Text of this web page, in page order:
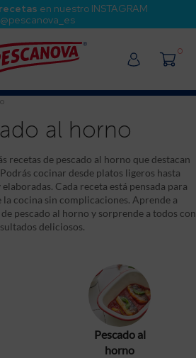
recetas en nuestro INSTAGRAM
@pescanova_es
0
al horno
recetas de pescado al horno que destacan
cocinar desde platos ligeros hasta
Cada receta está pensada para
cocina sin complicaciones. Aprende a
pescado al horno y sorprende a todos con
deliciosos.
Pescado al
horno